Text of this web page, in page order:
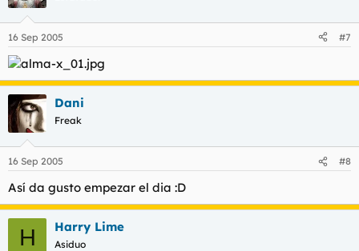
16 Sep 2005 #7
Dani
Freak
16 Sep 2005 #8
Así da gusto empezar el dia :D
H Harry Lime
Asiduo